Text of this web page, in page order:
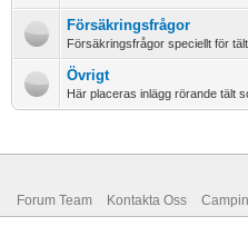
Försäkringsfrågor
Försäkringsfrågor speciellt för
Övrigt
Här placeras inlägg rörande tält
Forum Team Kontakta Oss